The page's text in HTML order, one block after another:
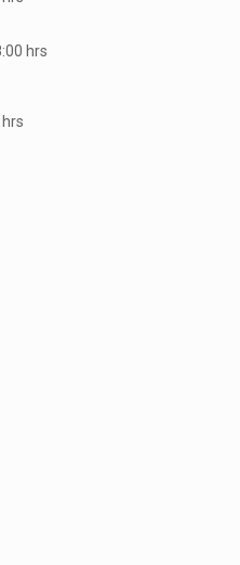
hrs